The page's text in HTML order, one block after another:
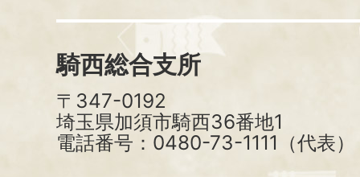
騎西総合支所
〒347-0192
埼玉県加須市騎西36番地1
電話番号：0480-73-1111（代表）